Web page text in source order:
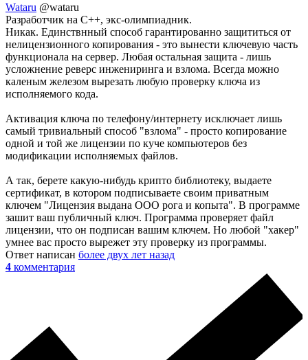
Wataru @wataru
Разработчик на С++, экс-олимпиадник.
Никак. Единствнный способ гарантированно защититься от
нелицензионного копирования - это вынести ключевую часть
функционала на сервер. Любая остальная защита - лишь
усложнение реверс инжениринга и взлома. Всегда можно
каленым железом вырезать любую проверку ключа из
исполняемого кода.
Активация ключа по телефону/интернету исключает лишь
самый тривиальный способ "взлома" - просто копирование
одной и той же лицензии по куче компьютеров без
модификации исполняемых файлов.
А так, берете какую-нибудь крипто библиотеку, выдаете
сертификат, в котором подписываете своим приватным
ключем "Лицензия выдана ООО рога и копыта". В программе
зашит ваш публичный ключ. Программа проверяет файл
лицензии, что он подписан вашим ключем. Но любой "хакер"
умнее вас просто вырежет эту проверку из программы.
Ответ написан более двух лет назад
4 комментария